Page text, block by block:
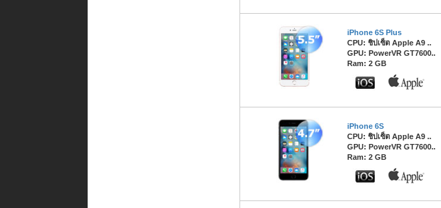
iPhone 6S Plus
CPU: ชิปเซ็ต Apple A9 ..
GPU: PowerVR GT7600..
Ram: 2 GB
iPhone 6S
CPU: ชิปเซ็ต Apple A9 ..
GPU: PowerVR GT7600..
Ram: 2 GB